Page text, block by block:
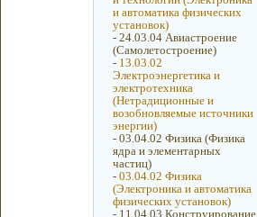
и автоматика физических
установок)
- 24.03.04 Авиастроение
(Самолетостроение)
- 13.03.02
Электроэнергетика и
электротехника
(Нетрадиционные и
возобновляемые источники
энергии)
- 03.04.02 Физика (Физика
ядра и элементарных
частиц)
- 03.04.02 Физика
(Электроника и автоматика
физических установок)
- 11.04.03 Конструирование